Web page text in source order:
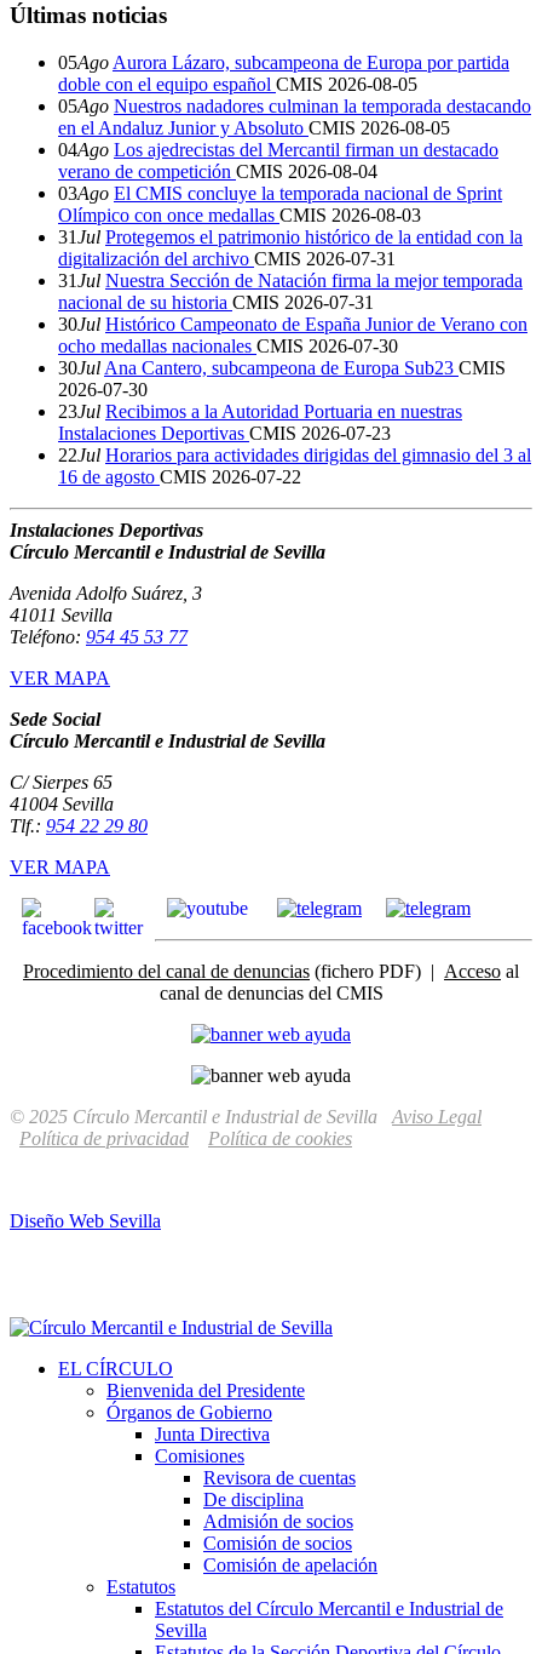
Últimas noticias
05Ago Aurora Lázaro, subcampeona de Europa por partida
doble con el equipo español CMIS 2026-08-05
05Ago Nuestros nadadores culminan la temporada destacando
en el Andaluz Junior y Absoluto CMIS 2026-08-05
04Ago Los ajedrecistas del Mercantil firman un destacado
verano de competición CMIS 2026-08-04
03Ago El CMIS concluye la temporada nacional de Sprint
Olímpico con once medallas CMIS 2026-08-03
31Jul Protegemos el patrimonio histórico de la entidad con la
digitalización del archivo CMIS 2026-07-31
31Jul Nuestra Sección de Natación firma la mejor temporada
nacional de su historia CMIS 2026-07-31
30Jul Histórico Campeonato de España Junior de Verano con
ocho medallas nacionales CMIS 2026-07-30
30Jul Ana Cantero, subcampeona de Europa Sub23 CMIS
2026-07-30
23Jul Recibimos a la Autoridad Portuaria en nuestras
Instalaciones Deportivas CMIS 2026-07-23
22Jul Horarios para actividades dirigidas del gimnasio del 3 al
16 de agosto CMIS 2026-07-22
Instalaciones Deportivas
Círculo Mercantil e Industrial de Sevilla
Avenida Adolfo Suárez, 3
41011 Sevilla
Teléfono: 954 45 53 77
VER MAPA
Sede Social
Círculo Mercantil e Industrial de Sevilla
C/ Sierpes 65
41004 Sevilla
Tlf.: 954 22 29 80
VER MAPA
Procedimiento del canal de denuncias (fichero PDF) | Acceso al
canal de denuncias del CMIS
© 2025 Círculo Mercantil e Industrial de Sevilla Aviso Legal
Política de privacidad
Política de cookies
Diseño Web Sevilla
EL CÍRCULO
Bienvenida del Presidente
Órganos de Gobierno
Junta Directiva
Comisiones
Revisora de cuentas
De disciplina
Admisión de socios
Comisión de socios
Comisión de apelación
Estatutos
Estatutos del Círculo Mercantil e Industrial de
Sevilla